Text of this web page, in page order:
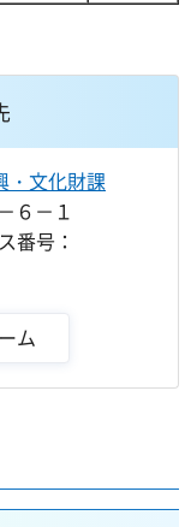
・文化財課
６－１
番号：